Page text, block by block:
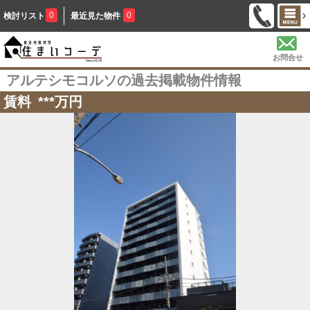
検討リスト 0 最近見た物件 0
お問合せ
アルテシモコルソの過去掲載物件情報
賃料 ***万円